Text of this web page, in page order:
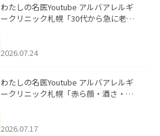
わたしの名医Youtube アルバアレルギ
ークリニック札幌「30代から急に老け
た。
2026.07.24
わたしの名医Youtube アルバアレルギ
ークリニック札幌「赤ら顔・酒さ・ニ
した。
2026.07.17